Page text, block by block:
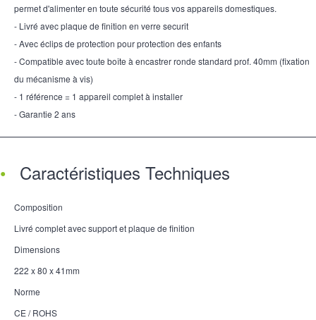
permet d'alimenter en toute sécurité tous vos appareils domestiques.
- Livré avec plaque de finition en verre securit
- Avec éclips de protection pour protection des enfants
- Compatible avec toute boîte à encastrer ronde standard prof. 40mm (fixation
du mécanisme à vis)
- 1 référence = 1 appareil complet à installer
- Garantie 2 ans
Caractéristiques Techniques
Composition
Livré complet avec support et plaque de finition
Dimensions
222 x 80 x 41mm
Norme
CE / ROHS